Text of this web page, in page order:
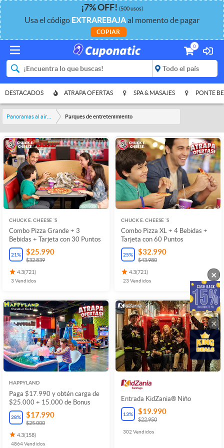
¡7%OFF! (500 usos)
Usa el código EXTRAREBAJAal momento de pagar
COPIAR
0
DESTACADOS ATRAPA OFERTAS SPA & MASAJES PONTE
Panoramas al aire libre Parques de entretenimiento
CHUCK E. CHEESE ´S
Combo Pizza Grande + 3
Bebidas + Tarjeta con 30 Puntos
21% $25.990
$32.839
4.3(721)
3Vendidos
CHUCK E. CHEESE ´S
Combo Pizza XL + 4 Bebidas +
Tarjeta con 60 Puntos
25% $32.990
$43.980
4.3(721)
23Vendidos
HAPPYLAND
Paga $17.990 y obtén carga de
$25.000 + 15.000 de Bonus
28% $17.990
$25.000
4.3(158)
4864Vendidos
Entrada KidZania® Niño
13% $19.990
$22.950
302 Vendidos
×
×